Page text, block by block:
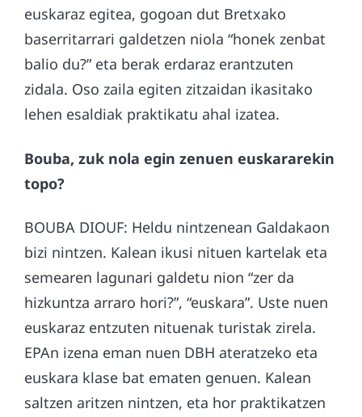
euskaraz egitea, gogoan dut Bretxako
baserritarrari galdetzen niola “honek zenbat
balio du?” eta berak erdaraz erantzuten
zidala. Oso zaila egiten zitzaidan ikasitako
lehen esaldiak praktikatu ahal izatea.
Bouba, zuk nola egin zenuen euskararekin
topo?
BOUBA DIOUF: Heldu nintzenean Galdakaon
bizi nintzen. Kalean ikusi nituen kartelak eta
semearen lagunari galdetu nion “zer da
hizkuntza arraro hori?”, “euskara”. Uste nuen
euskaraz entzuten nituenak turistak zirela.
EPAn izena eman nuen DBH ateratzeko eta
euskara klase bat ematen genuen. Kalean
saltzen aritzen nintzen, eta hor praktikatzen